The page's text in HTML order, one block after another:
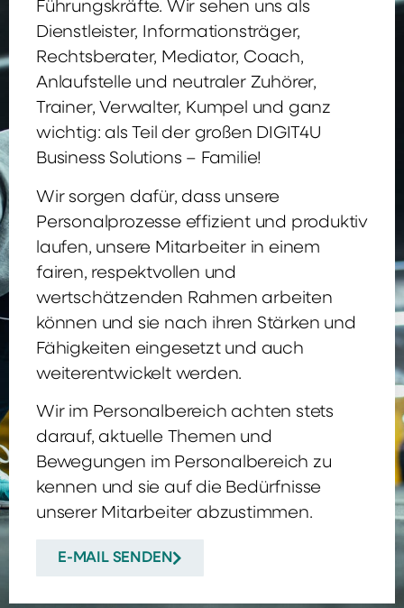
Führungskräfte. Wir sehen uns als
Dienstleister, Informationsträger,
Rechtsberater, Mediator, Coach,
Anlaufstelle und neutraler Zuhörer,
Trainer, Verwalter, Kumpel und ganz
wichtig: als Teil der großen DIGIT4U
Business Solutions – Familie!
Wir sorgen dafür, dass unsere
Personalprozesse effizient und produktiv
laufen, unsere Mitarbeiter in einem
fairen, respektvollen und
wertschätzenden Rahmen arbeiten
können und sie nach ihren Stärken und
Fähigkeiten eingesetzt und auch
weiterentwickelt werden.
Wir im Personalbereich achten stets
darauf, aktuelle Themen und
Bewegungen im Personalbereich zu
kennen und sie auf die Bedürfnisse
unserer Mitarbeiter abzustimmen.
E-MAIL SENDEN